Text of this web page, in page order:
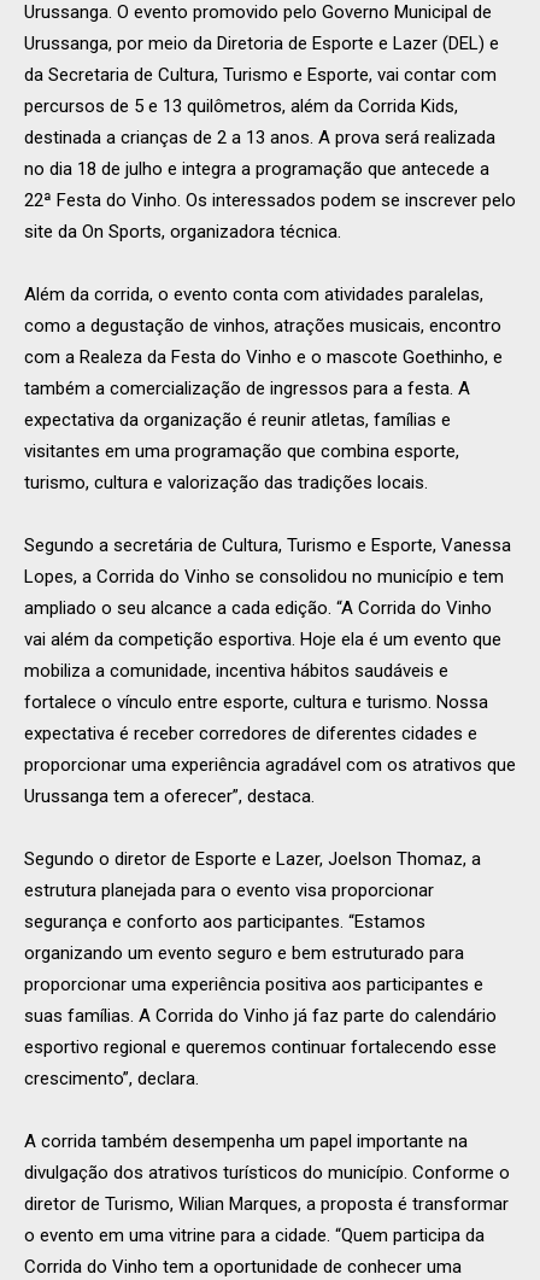
Urussanga. O evento promovido pelo Governo Municipal de
Urussanga, por meio da Diretoria de Esporte e Lazer (DEL) e
da Secretaria de Cultura, Turismo e Esporte, vai contar com
percursos de 5 e 13 quilômetros, além da Corrida Kids,
destinada a crianças de 2 a 13 anos. A prova será realizada
no dia 18 de julho e integra a programação que antecede a
22ª Festa do Vinho. Os interessados podem se inscrever pelo
site da On Sports, organizadora técnica.
Além da corrida, o evento conta com atividades paralelas,
como a degustação de vinhos, atrações musicais, encontro
com a Realeza da Festa do Vinho e o mascote Goethinho, e
também a comercialização de ingressos para a festa. A
expectativa da organização é reunir atletas, famílias e
visitantes em uma programação que combina esporte,
turismo, cultura e valorização das tradições locais.
Segundo a secretária de Cultura, Turismo e Esporte, Vanessa
Lopes, a Corrida do Vinho se consolidou no município e tem
ampliado o seu alcance a cada edição. “A Corrida do Vinho
vai além da competição esportiva. Hoje ela é um evento que
mobiliza a comunidade, incentiva hábitos saudáveis e
fortalece o vínculo entre esporte, cultura e turismo. Nossa
expectativa é receber corredores de diferentes cidades e
proporcionar uma experiência agradável com os atrativos que
Urussanga tem a oferecer”, destaca.
Segundo o diretor de Esporte e Lazer, Joelson Thomaz, a
estrutura planejada para o evento visa proporcionar
segurança e conforto aos participantes. “Estamos
organizando um evento seguro e bem estruturado para
proporcionar uma experiência positiva aos participantes e
suas famílias. A Corrida do Vinho já faz parte do calendário
esportivo regional e queremos continuar fortalecendo esse
crescimento”, declara.
A corrida também desempenha um papel importante na
divulgação dos atrativos turísticos do município. Conforme o
diretor de Turismo, Wilian Marques, a proposta é transformar
o evento em uma vitrine para a cidade. “Quem participa da
Corrida do Vinho tem a oportunidade de conhecer uma